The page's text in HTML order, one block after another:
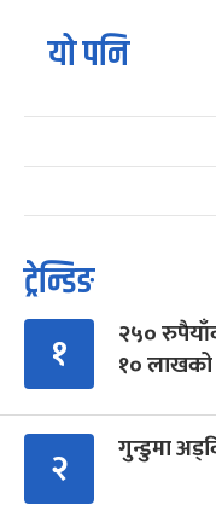
यो पनि
ट्रेन्डिङ
१
२५०
१० लाखको
२ गुन्डुमा